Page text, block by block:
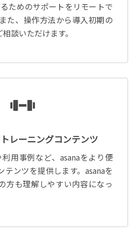
ためのサポートをリモートで
また、操作方法から導入初期の
談いただけます。
レーニングコンテンツ
用事例など、asanaをより便
ンツを提供します。asanaを
方も理解しやすい内容になっ